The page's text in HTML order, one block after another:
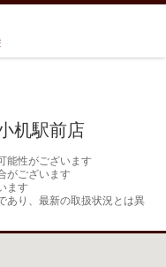
机駅前店
能性がございます
がございます
ます
あり、最新の取扱状況とは異